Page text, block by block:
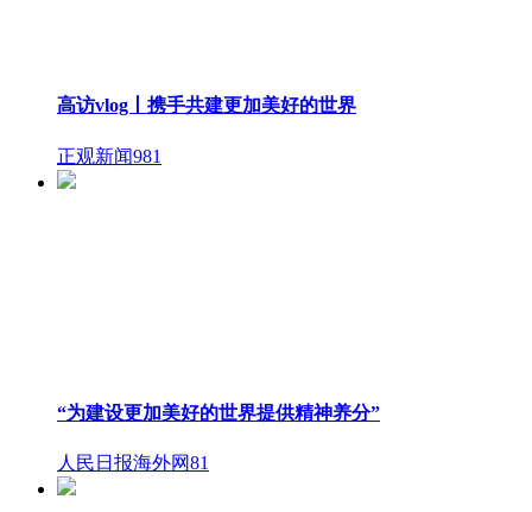
高访vlog丨携手共建更加美好的世界
正观新闻981
“为建设更加美好的世界提供精神养分”
人民日报海外网81